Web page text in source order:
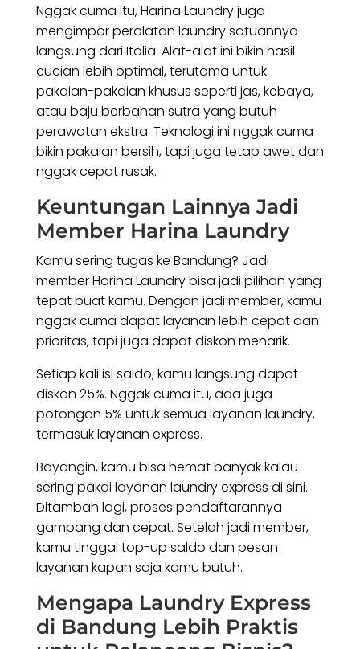
Nggak cuma itu, Harina Laundry juga
mengimpor peralatan laundry satuannya
langsung dari Italia. Alat-alat ini bikin hasil
cucian lebih optimal, terutama untuk
pakaian-pakaian khusus seperti jas, kebaya,
atau baju berbahan sutra yang butuh
perawatan ekstra. Teknologi ini nggak cuma
bikin pakaian bersih, tapi juga tetap awet dan
nggak cepat rusak.
Keuntungan Lainnya Jadi
Member Harina Laundry
Kamu sering tugas ke Bandung? Jadi
member Harina Laundry bisa jadi pilihan yang
tepat buat kamu. Dengan jadi member, kamu
nggak cuma dapat layanan lebih cepat dan
prioritas, tapi juga dapat diskon menarik.
Setiap kali isi saldo, kamu langsung dapat
diskon 25%. Nggak cuma itu, ada juga
potongan 5% untuk semua layanan laundry,
termasuk layanan express.
Bayangin, kamu bisa hemat banyak kalau
sering pakai layanan laundry express di sini.
Ditambah lagi, proses pendaftarannya
gampang dan cepat. Setelah jadi member,
kamu tinggal top-up saldo dan pesan
layanan kapan saja kamu butuh.
Mengapa Laundry Express
di Bandung Lebih Praktis